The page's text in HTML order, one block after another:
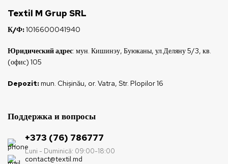
Textil M Grup SRL
К/Ф:1016600041940
Юридический адрес: мун. Кишинэу, Буюканы, ул.Деляну 5/3, кв.
(офис) 105
Depozit:mun. Chișinău, or. Vatra, Str. Plopilor 16
Поддержка и вопросы
+373 (76) 786777
Luni - Duminică: 09:00-18:00
contact@textil.md